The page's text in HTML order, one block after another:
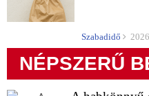
Szabadidő
NÉPSZERŰ